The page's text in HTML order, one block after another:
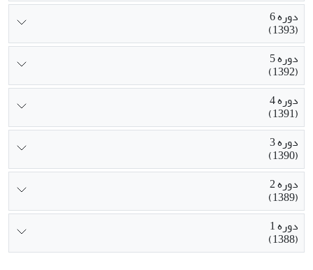
دوره 6
(1393)
دوره 5
(1392)
دوره 4
(1391)
دوره 3
(1390)
دوره 2
(1389)
دوره 1
(1388)